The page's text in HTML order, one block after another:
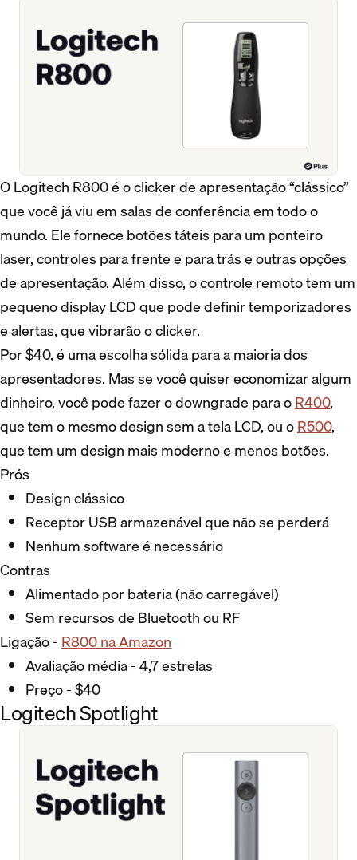
O Logitech R800 é o clicker de apresentação “clássico”
que você já viu em salas de conferência em todo o
mundo. Ele fornece botões táteis para um ponteiro
laser, controles para frente e para trás e outras opções
de apresentação. Além disso, o controle remoto tem um
pequeno display LCD que pode definir temporizadores
e alertas, que vibrarão o clicker.
Por $40, é uma escolha sólida para a maioria dos
apresentadores. Mas se você quiser economizar algum
dinheiro, você pode fazer o downgrade para oR400,
que tem o mesmo design sem a tela LCD, ou oR500,
que tem um design mais moderno e menos botões.
Prós
Design clássico
Receptor USB armazenável que não se perderá
Nenhum software é necessário
Contras
Alimentado por bateria (não carregável)
Sem recursos de Bluetooth ou RF
Ligação -R800 na Amazon
Avaliação média - 4,7 estrelas
Preço - $40
Logitech Spotlight